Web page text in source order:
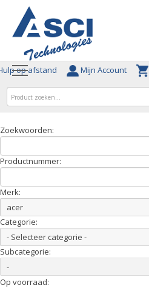
op afstand Mijn Account
Zoekwoorden:
Productnummer:
Merk:
Categorie:
Subcategorie:
Op voorraad: